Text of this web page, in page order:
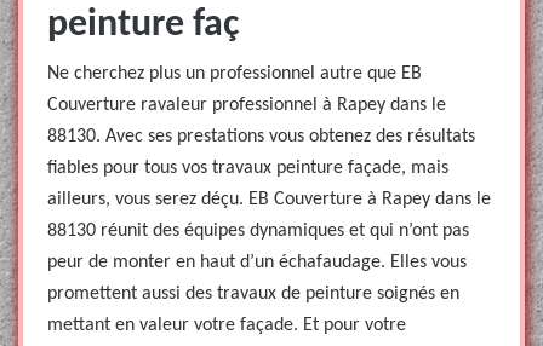
peinture faç
Ne cherchez plus un professionnel autre que EB
Couverture ravaleur professionnel à Rapey dans le
88130. Avec ses prestations vous obtenez des résultats
fiables pour tous vos travaux peinture façade, mais
ailleurs, vous serez déçu. EB Couverture à Rapey dans le
88130 réunit des équipes dynamiques et qui n’ont pas
peur de monter en haut d’un échafaudage. Elles vous
promettent aussi des travaux de peinture soignés en
mettant en valeur votre façade. Et pour votre